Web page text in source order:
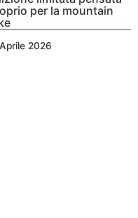
per la mountain
2026